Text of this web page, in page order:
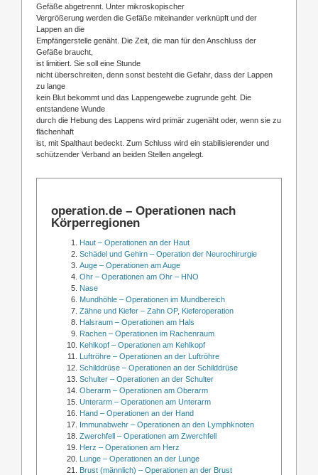
Gefäße abgetrennt. Unter mikroskopischer
Vergrößerung werden die Gefäße miteinander verknüpft und der
Lappen an die
Empfängerstelle genäht. Die Zeit, die man für den Anschluss der
Gefäße braucht,
ist limitiert. Sie soll eine Stunde
nicht überschreiten, denn sonst besteht die Gefahr, dass der Lappen
zu lange
kein Blut bekommt und das Lappengewebe zugrunde geht. Die
entstandene Wunde
durch die Hebung des Lappens wird primär zugenäht oder, wenn sie zu
flächenhaft
ist, mit Spalthaut bedeckt. Zum Schluss wird ein stabilisierender und
schützender Verband an beiden Stellen angelegt.
operation.de – Operationen nach
Körperregionen
Haut – Operationen an der Haut
Schädel und Gehirn – Operation der Neurochirurgie
Auge – Operationen am Auge
Ohr – Operationen am Ohr – HNO
Nase
Mundhöhle – Operationen im Mundbereich
Zähne und Kiefer – Zahn OP, Kieferoperation
Halsraum – Operationen am Hals
Rachen – Operationen im Rachenraum
Kehlkopf – Operationen am Kehlkopf
Luftröhre – Operationen an der Luftröhre
Schilddrüse – Operationen an der Schilddrüse
Schulter – Operationen an der Schulter
Oberarm – Operationen am Oberarm
Unterarm – Operationen am Unterarm
Hand – Operationen an der Hand
Immunabwehr – Operationen an den Lymphknoten
Zwerchfell – Operationen am Zwerchfell
Herz – Operationen am Herz
Lunge – Operationen an der Lunge
Brust (männlich) – Operationen an der Brust